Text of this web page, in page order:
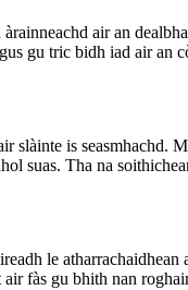
air an
gu tric bidh iad air an
is seasmhachd.
suas. Tha na
le
fàs gu bhith nan